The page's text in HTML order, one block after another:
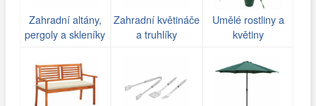
Zahradní altány,
pergoly a skleníky
Zahradní květináče
a truhlíky
Umělé rostliny a
květiny